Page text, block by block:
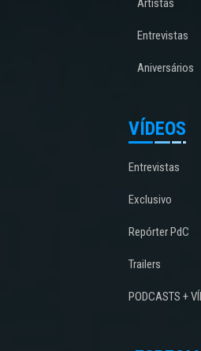
Artistas
Entrevistas
Aniversários
VÍDEOS
Entrevistas
Exclusivo
Repórter PdC
Trailers
PODCASTS +